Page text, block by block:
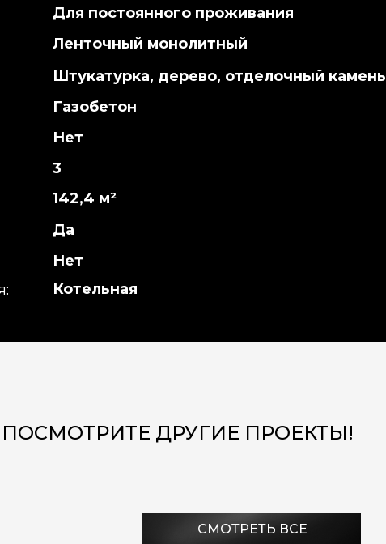
Для постоянного проживания
Ленточный монолитный
Штукатурка, дерево, отделочный камень
Газобетон
Нет
142,4 м²
Да
Нет
Котельная
3
ДРУГИЕ ПРОЕКТЫ!
СМОТРЕТЬ ВСЕ
проект/дом,